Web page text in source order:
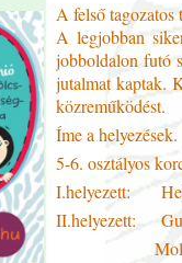
A felső
A legjobban
jobboldalon futó
jutalmat kaptak.
közreműködést.
Íme a helyezések.
5-6. osztályos
I.helyezett:
II.helyezett: